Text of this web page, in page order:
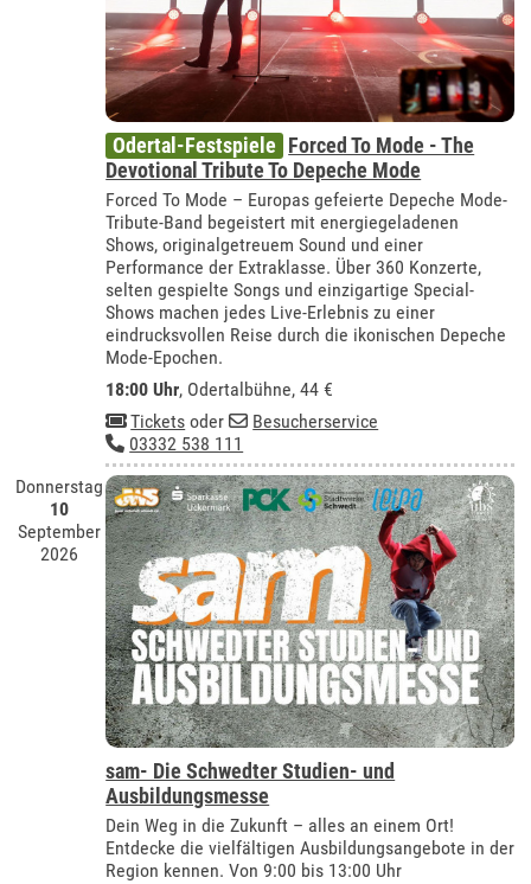
Odertal-Festspiele Forced To Mode - The
Devotional Tribute To Depeche Mode
Forced To Mode – Europas gefeierte Depeche Mode-
Tribute-Band begeistert mit energiegeladenen
Shows, originalgetreuem Sound und einer
Performance der Extraklasse. Über 360 Konzerte,
selten gespielte Songs und einzigartige Special-
Shows machen jedes Live-Erlebnis zu einer
eindrucksvollen Reise durch die ikonischen Depeche
Mode-Epochen.
18:00 Uhr, Odertalbühne, 44 €
Tickets oder
Besucherservice
03332 538 111
Donnerstag
10
September
2026
sam- Die Schwedter Studien- und
Ausbildungsmesse
Dein Weg in die Zukunft – alles an einem Ort!
Entdecke die vielfältigen Ausbildungsangebote in der
Region kennen. Von 9:00 bis 13:00 Uhr